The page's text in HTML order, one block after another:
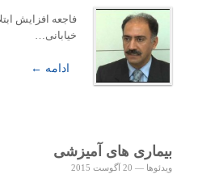
فاجعه افزایش
خیابانی…
ادامه ←
بیماری های آمیزشی
ویدئوها — 20 آگوست 2015